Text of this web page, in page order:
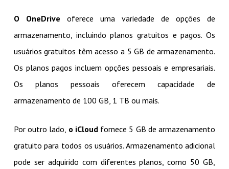
O OneDrive oferece uma variedade de opções de
armazenamento, incluindo planos gratuitos e pagos. Os
usuários gratuitos têm acesso a 5 GB de armazenamento.
Os planos pagos incluem opções pessoais e empresariais.
Os planos pessoais oferecem capacidade de
armazenamento de 100 GB, 1 TB ou mais.
Por outro lado, o iCloudfornece 5 GB de armazenamento
gratuito para todos os usuários. Armazenamento adicional
pode ser adquirido com diferentes planos, como 50 GB,